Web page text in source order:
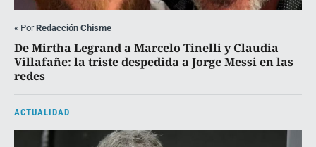
« PorRedacción Chisme
De Mirtha Legrand a Marcelo Tinelli y Claudia
Villafañe: la triste despedida a Jorge Messi en las
redes
ACTUALIDAD